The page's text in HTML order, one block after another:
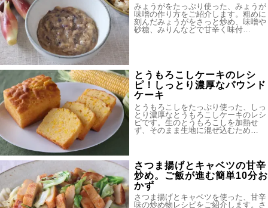
みょうがをたっぷり使った、みょうが
味噌の作り方をご紹介します。粗めに
刻んだみょうがをさっと炒め、味噌や
砂糖、みりんなどで甘辛く味付…
とうもろこしケーキのレシ
ピ！しっとり濃厚なパウンド
ケーキ
とうもろこしをたっぷり使った、しっ
とり濃厚なとうもろこしケーキのレシ
ピです。生のとうもろこしを加熱せ
ず、そのまま生地に混ぜ込むため…
さつま揚げとキャベツの甘辛
炒め。ご飯が進む簡単10分お
かず
さつま揚げとキャベツを使った、甘辛
味の炒め物レシピをご紹介します。さ